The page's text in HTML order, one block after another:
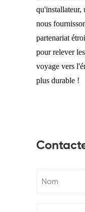
qu'installateur,
nous
partenariat
pour relever
voyage vers
plus durable !